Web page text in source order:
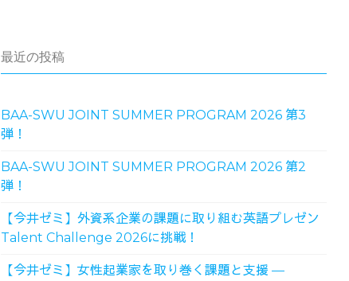
最近の投稿
BAA-SWU JOINT SUMMER PROGRAM 2026 第3
弾！
BAA-SWU JOINT SUMMER PROGRAM 2026 第2
弾！
【今井ゼミ】外資系企業の課題に取り組む英語プレゼン
Talent Challenge 2026に挑戦！
【今井ゼミ】女性起業家を取り巻く課題と支援 ―